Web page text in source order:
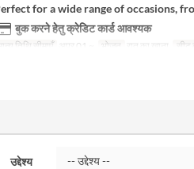
for a wide range of occasions,
बुक करने हेतु क्रेडिट कार्ड आवश्यक
तिथि सीमाएँ अप्र 01 ~ भोजन रात का खाना सीट
उद्देश्य